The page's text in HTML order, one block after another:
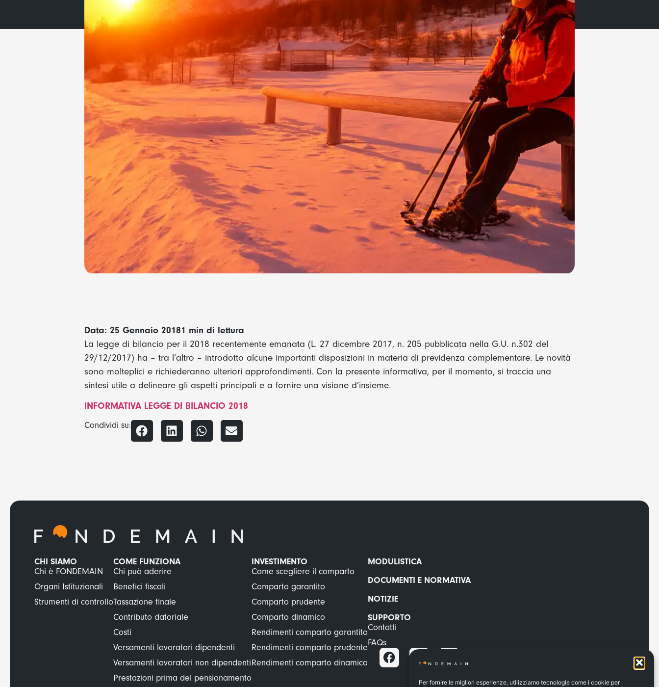
Per fornire le migliori esperienze, utilizziamo tecnologie come i cookie per
Data: 25 Gennaio 20181 min di lettura
La legge di bilancio per il 2018 recentemente emanata (L. 27 dicembre 2017, n. 205 pubblicata nella G.U. n.302 del
29/12/2017) ha – tra l’altro – introdotto alcune importanti disposizioni in materia di previdenza complementare. Le novità
sono molteplici e richiederanno ulteriori approfondimenti. Con la presente informativa, per il momento, si traccia una
sintesi utile a delineare gli aspetti principali e a fornire una visione d’insieme.
INFORMATIVA LEGGE DI BILANCIO 2018
Condividi su:
CHI SIAMO
Chi è FONDEMAIN
Organi Istituzionali
Strumenti di controllo
COME FUNZIONA
Chi può aderire
Benefici fiscali
Tassazione finale
Contributo datoriale
Costi
Versamenti lavoratori dipendenti
Versamenti lavoratori non dipendenti
Prestazioni prima del pensionamento
INVESTIMENTO
Come scegliere il comparto
Comparto garantito
Comparto prudente
Comparto dinamico
Rendimenti comparto garantito
Rendimenti comparto prudente
Rendimenti comparto dinamico
MODULISTICA
DOCUMENTI E NORMATIVA
NOTIZIE
SUPPORTO
Contatti
FAQs